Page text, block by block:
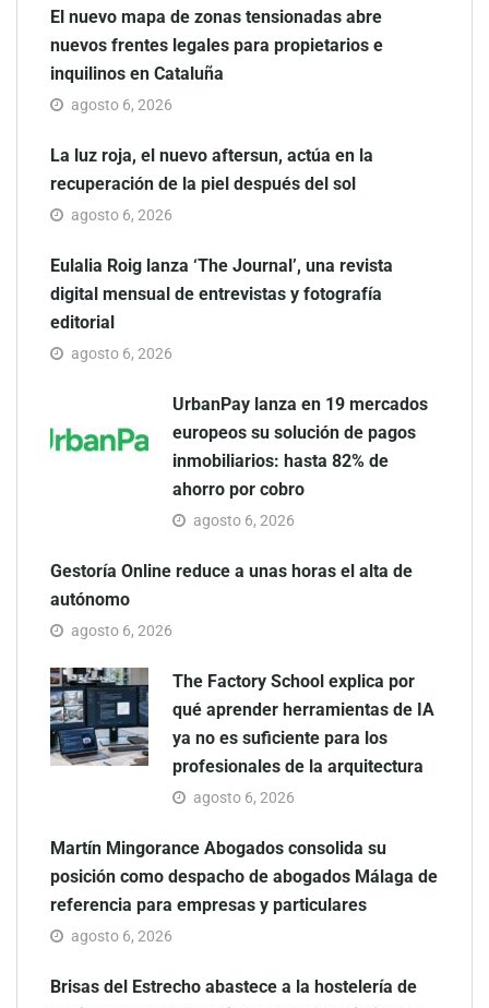
El nuevo mapa de zonas tensionadas abre
nuevos frentes legales para propietarios e
inquilinos en Cataluña
agosto 6, 2026
La luz roja, el nuevo aftersun, actúa en la
recuperación de la piel después del sol
agosto 6, 2026
Eulalia Roig lanza ‘The Journal’, una revista
digital mensual de entrevistas y fotografía
editorial
agosto 6, 2026
UrbanPay lanza en 19 mercados
europeos su solución de pagos
inmobiliarios: hasta 82% de
ahorro por cobro
agosto 6, 2026
Gestoría Online reduce a unas horas el alta de
autónomo
agosto 6, 2026
The Factory School explica por
qué aprender herramientas de IA
ya no es suficiente para los
profesionales de la arquitectura
agosto 6, 2026
Martín Mingorance Abogados consolida su
posición como despacho de abogados Málaga de
referencia para empresas y particulares
agosto 6, 2026
Brisas del Estrecho abastece a la hostelería de